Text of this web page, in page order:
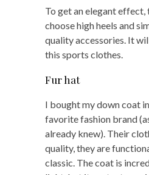
To get an elegant effect,
choose high heels and
quality accessories. It
this sports clothes.
Fur hat
I bought my down coat
favorite fashion brand
already knew). Their
quality, they are
classic. The coat is